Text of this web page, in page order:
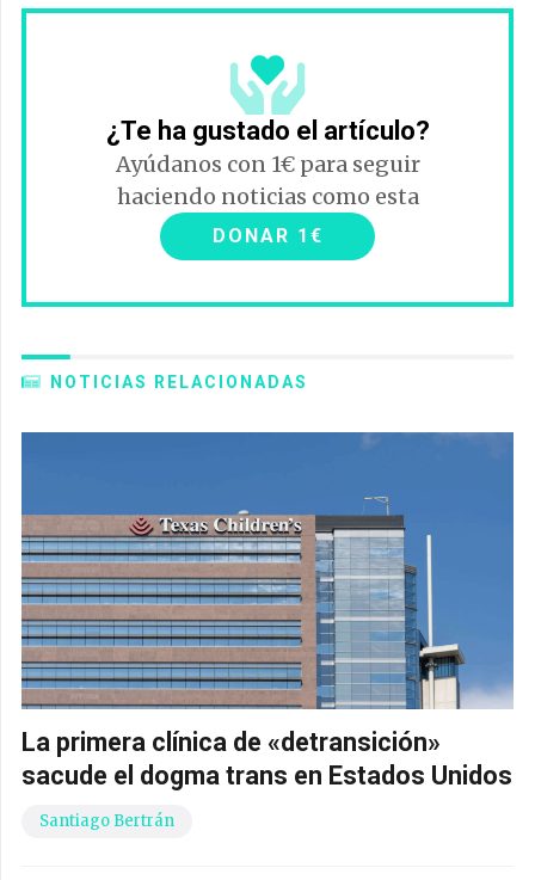
¿Te ha gustado el artículo?
Ayúdanos con 1€ para seguir
haciendo noticias como esta
DONAR 1€
NOTICIAS RELACIONADAS
La primera clínica de «detransición»
sacude el dogma trans en Estados Unidos
Santiago Bertrán